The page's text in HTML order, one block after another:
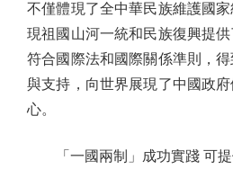
不僅體現了全中華民族維護國
現祖國山河一統和民族復興提
符合國際法和國際關係準則，
與支持，向世界展現了中國政
心。
「一國兩制」成功實踐 可提